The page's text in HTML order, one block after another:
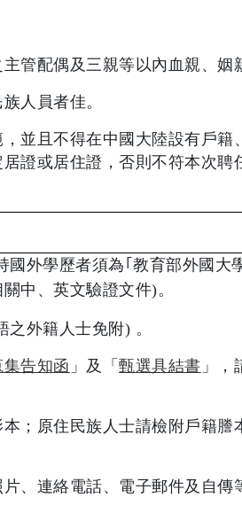
管配偶及三親等以內血親、姻
人員者佳。
並且不得在中國大陸設有戶籍
證或居住證，否則不符本次聘
國外學歷者須為｢教育部外國大
中、英文驗證文件)。
之外籍人士免附) 。
告知函 」及「甄選具結書 」，
；原住民族人士請檢附戶籍謄
片、連絡電話、電子郵件及自傳